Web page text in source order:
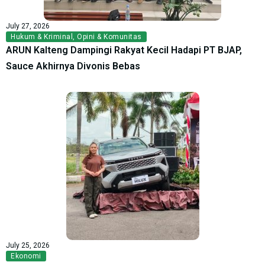
July 27, 2026
Hukum & Kriminal , Opini & Komunitas
ARUN Kalteng Dampingi Rakyat Kecil Hadapi PT BJAP,
Sauce Akhirnya Divonis Bebas
July 25, 2026
Ekonomi